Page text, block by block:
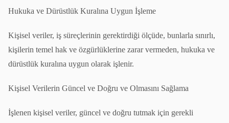
Hukuka ve Dürüstlük Kuralına Uygun İşleme
Kişisel veriler, iş süreçlerinin gerektirdiği ölçüde, bunlarla sınırlı,
kişilerin temel hak ve özgürlüklerine zarar vermeden, hukuka ve
dürüstlük kuralına uygun olarak işlenir.
Kişisel Verilerin Güncel ve Doğru ve Olmasını Sağlama
İşlenen kişisel veriler, güncel ve doğru tutmak için gerekli